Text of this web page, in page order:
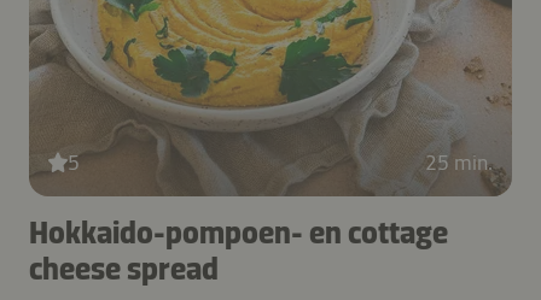
5 25 min.
Hokkaido-pompoen- en cottage
cheese spread